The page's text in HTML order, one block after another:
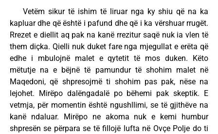
Vetëm sikur të ishim të liruar nga ky shiu që na ka
kapluar dhe që është i pafund dhe që i ka vërshuar rrugët.
Rrezet e diellit aq pak na kanë rrezitur saqë nuk ia vlen të
them diçka. Qielli nuk duket fare nga mjegullat e erëta që
edhe i mbulojnë malet e qytetit të mos duken. Këto
mëtutje na e bëjnë të pamundur të shohim malet në
Maqedoni, që shpresojmë ti shohim pas pak, nëse na
lejohet. Mirëpo dalëngadalë po bëhemi pak skeptik. E
vetmja, për momentin është ngushllimi, se të gjithëve na
kanë ndaluar. Mirëpo ne akoma nuk e kemi humbur
shpresën se përpara se të fillojë lufta në Ovçe Polje do ti